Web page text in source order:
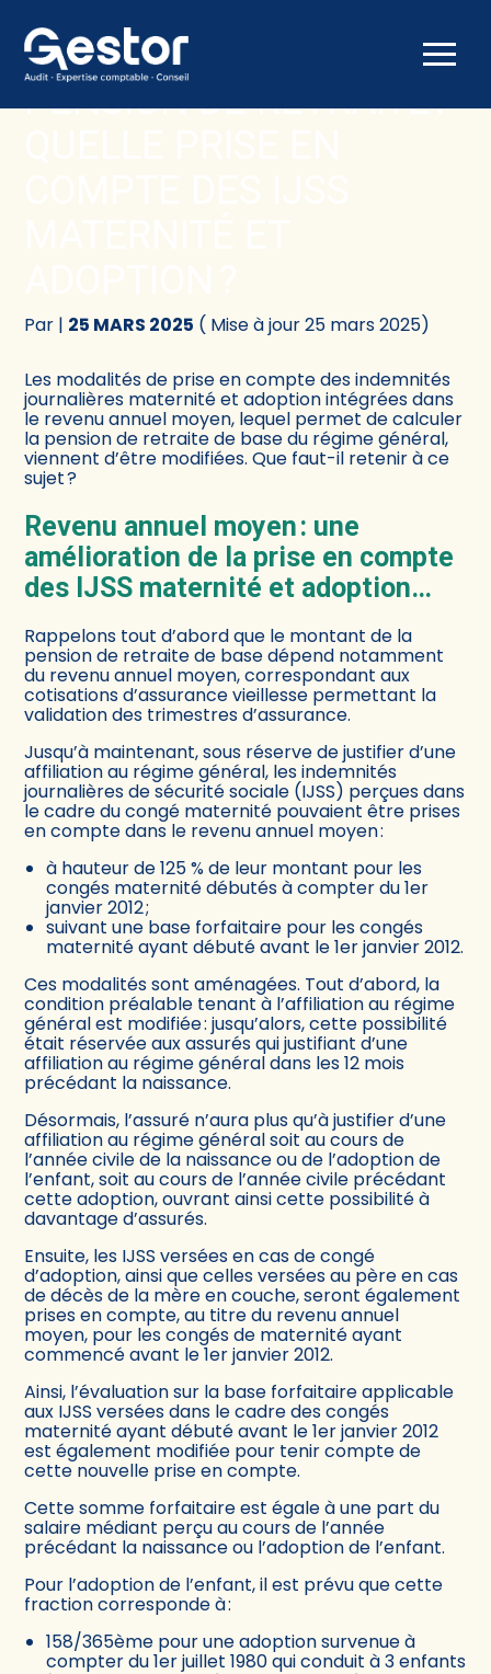
Aller
au
Créer et reprendre une activité
Gérer votre quotidien
Comptabilité
Fiscalité
Conseil
PENSION DE RETRAITE :
Par | 25 MARS 2025 ( Mise à jour 25 mars 2025)
Les modalités de prise en compte des indemnités
journalières maternité et adoption intégrées dans
le revenu annuel moyen, lequel permet de calculer
la pension de retraite de base du régime général,
viennent d’être modifiées. Que faut-il retenir à ce
sujet ?
Revenu annuel moyen : une
amélioration de la prise en compte
des IJSS maternité et adoption…
Rappelons tout d’abord que le montant de la
pension de retraite de base dépend notamment
du revenu annuel moyen, correspondant aux
cotisations d’assurance vieillesse permettant la
validation des trimestres d’assurance.
Jusqu’à maintenant, sous réserve de justifier d’une
affiliation au régime général, les indemnités
journalières de sécurité sociale (IJSS) perçues dans
le cadre du congé maternité pouvaient être prises
en compte dans le revenu annuel moyen :
à hauteur de 125 % de leur montant pour les
congés maternité débutés à compter du 1er
janvier 2012 ;
suivant une base forfaitaire pour les congés
maternité ayant débuté avant le 1er janvier 2012.
Ces modalités sont aménagées. Tout d’abord, la
condition préalable tenant à l’affiliation au régime
général est modifiée : jusqu’alors, cette possibilité
était réservée aux assurés qui justifiant d’une
affiliation au régime général dans les 12 mois
précédant la naissance.
Désormais, l’assuré n’aura plus qu’à justifier d’une
affiliation au régime général soit au cours de
l’année civile de la naissance ou de l’adoption de
l’enfant, soit au cours de l’année civile précédant
cette adoption, ouvrant ainsi cette possibilité à
davantage d’assurés.
Ensuite, les IJSS versées en cas de congé
d’adoption, ainsi que celles versées au père en cas
de décès de la mère en couche, seront également
prises en compte, au titre du revenu annuel
moyen, pour les congés de maternité ayant
commencé avant le 1er janvier 2012.
Ainsi, l’évaluation sur la base forfaitaire applicable
aux IJSS versées dans le cadre des congés
maternité ayant débuté avant le 1er janvier 2012
est également modifiée pour tenir compte de
cette nouvelle prise en compte.
Cette somme forfaitaire est égale à une part du
salaire médiant perçu au cours de l’année
précédant la naissance ou l’adoption de l’enfant.
Pour l’adoption de l’enfant, il est prévu que cette
fraction corresponde à :
158/365ème pour une adoption survenue à
compter du 1er juillet 1980 qui conduit à 3 enfants